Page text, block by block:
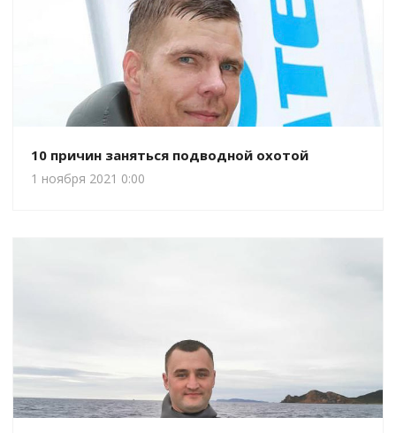
10 причин заняться подводной охотой
1 ноября 2021 0:00